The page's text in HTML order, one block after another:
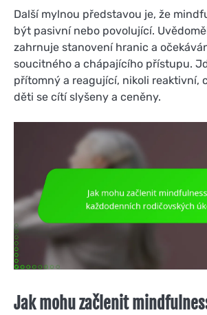
Další mylnou představou je, že
být pasivní nebo povolující.
zahrnuje stanovení hranic a
soucitného a chápajícího přístupu.
přítomný a reagující, nikoli reaktivní,
děti se cítí slyšeny a ceněny.
Jak mohu začlenit